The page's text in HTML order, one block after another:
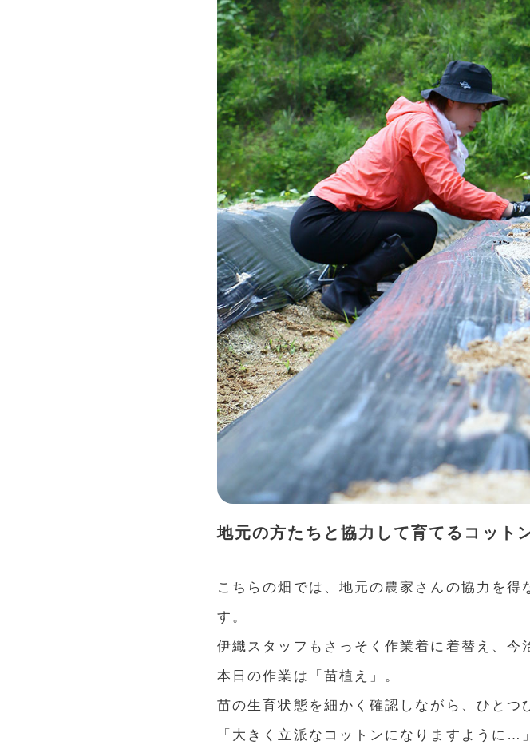
地元の方たちと協力して育てるコット
こちらの畑では、地元の農家さんの協力を
す。
伊織スタッフもさっそく作業着に着替え、今
本日の作業は「苗植え」。
苗の生育状態を細かく確認しながら、ひとつ
「大きく立派なコットンになりますように…」